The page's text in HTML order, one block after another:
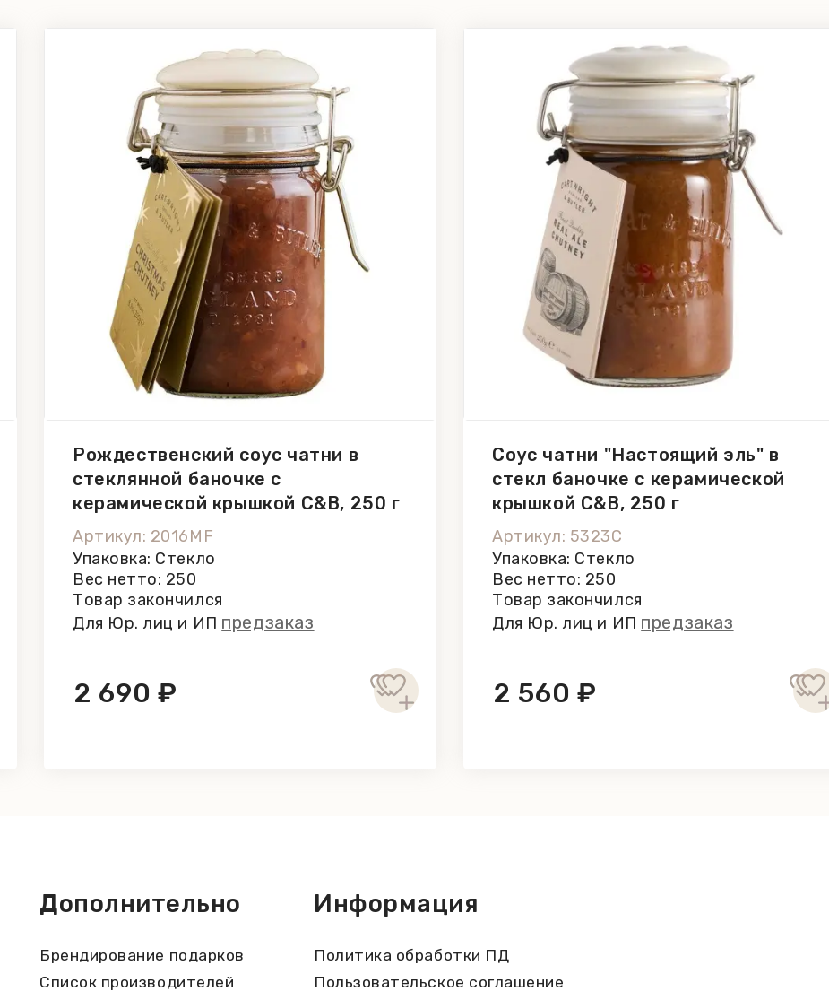
Рождественский соус чатни в
стеклянной баночке с
керамической крышкой C&B, 250 г
Артикул: 2016MF
Упаковка: Стекло
Вес нетто: 250
Товар закончился
Для Юр. лиц и ИП предзаказ
2 690 ₽
Соус чатни "Настоящий эль" в
стекл баночке с керамической
крышкой C&B, 250 г
Артикул: 5323C
Упаковка: Стекло
Вес нетто: 250
Товар закончился
Для Юр. лиц и ИП предзаказ
2 560 ₽
Дополнительно
Брендирование подарков
Список производителей
Информация
Политика обработки ПД
Пользовательское соглашение